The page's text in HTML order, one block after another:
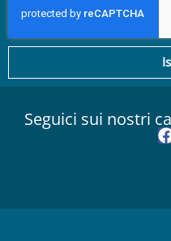
Seguici sui nostri